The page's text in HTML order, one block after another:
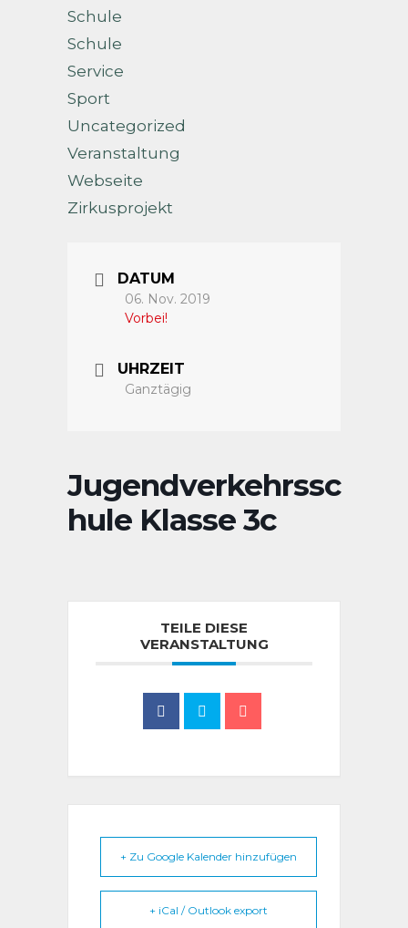
Schule
Schule
Service
Sport
Uncategorized
Veranstaltung
Webseite
Zirkusprojekt
DATUM
06. Nov. 2019
Vorbei!
UHRZEIT
Ganztägig
Jugendverkehrssc
hule Klasse 3c
TEILE DIESE
VERANSTALTUNG
+ Zu Google Kalender hinzufügen
+ iCal / Outlook export